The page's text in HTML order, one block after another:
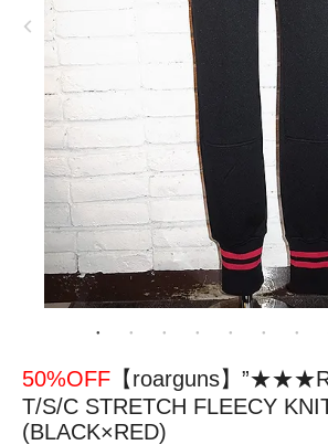
50%OFF 【roarguns】
T/S/C STRETCH FLEECY
(BLACK×RED)